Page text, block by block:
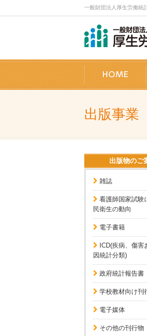
一般財団法人厚生労働統
出版事業
出版物のご
雑誌
看護師国家試験
民衛生の動向
電子書籍
ICD(疾病、傷害
因統計分類)
政府統計報告書
学校教材向け刊
電子媒体
その他の刊行物